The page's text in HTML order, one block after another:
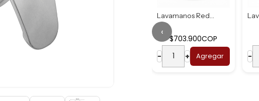
$703.900COP
−
+ Agregar
−
‹